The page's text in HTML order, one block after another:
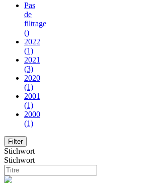
Pas
de
filtrage
()
2022
(1)
2021
(3)
2020
(1)
2001
(1)
2000
(1)
Stichwort
Stichwort